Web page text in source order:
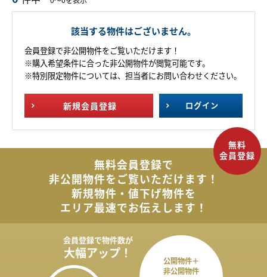
該当する物件はございません。
会員登録で非公開物件をご覧いただけます！
※購入希望条件に合った非公開物件が閲覧可能です。
※特別限定物件については、担当者にお問い合わせください。
新規会員登録 ログイン
無料会員登録で
非公開物件をご覧いただけます！
新規物件・値下げ物件を
エリア最速でお伝えします！
会員登録で物件数が
大幅アップ！
公開物件＋
非公開物件